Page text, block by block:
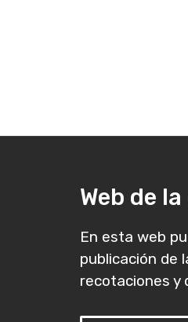
Web de
En esta web
publicación de
recotaciones y